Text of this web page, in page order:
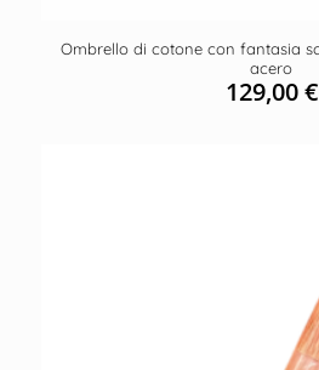
Ombrello di cotone con fantasia
acero
129,00€